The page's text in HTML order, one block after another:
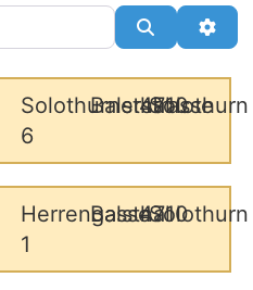
Suchen
Solothurnerstrasse
6
Balsthal
4710
Solothurn
Herrengasse
1
Balsthal
4710
Solothurn
Wird